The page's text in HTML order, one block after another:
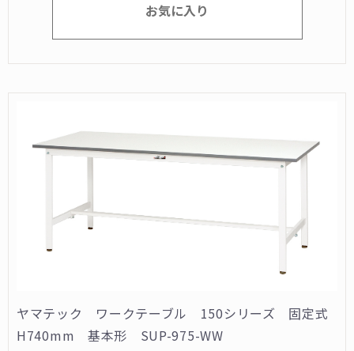
お気に入り
ヤマテック ワークテーブル 150シリーズ 固定式
H740mm 基本形 SUP-975-WW